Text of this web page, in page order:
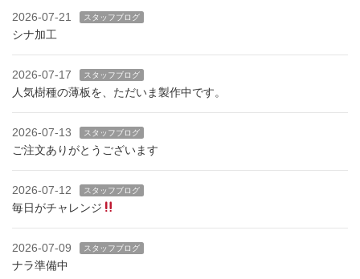
2026-07-21 スタッフブログ
シナ加工
2026-07-17 スタッフブログ
人気樹種の薄板を、ただいま製作中です。
2026-07-13 スタッフブログ
ご注文ありがとうございます
2026-07-12 スタッフブログ
毎日がチャレンジ
2026-07-09 スタッフブログ
ナラ準備中